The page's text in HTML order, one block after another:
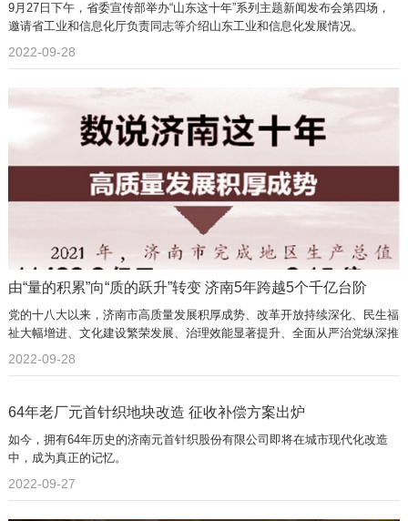
9月27日下午，省委宣传部举办“山东这十年”系列主题新闻发布会第四场，
邀请省工业和信息化厅负责同志等介绍山东工业和信息化发展情况。
2022-09-28
由“量的积累”向“质的跃升”转变 济南5年跨越5个千亿台阶
党的十八大以来，济南市高质量发展积厚成势、改革开放持续深化、民生福
祉大幅增进、文化建设繁荣发展、治理效能显著提升、全面从严治党纵深推
进。
2022-09-28
64年老厂元首针织地块改造 征收补偿方案出炉
如今，拥有64年历史的济南元首针织股份有限公司即将在城市现代化改造
中，成为真正的记忆。
2022-09-27